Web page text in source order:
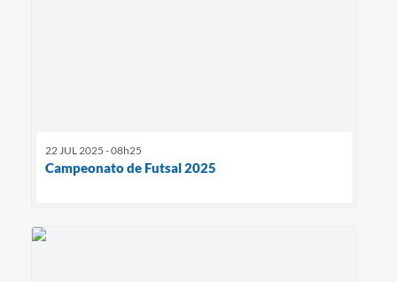
22 JUL 2025 - 08h25
Campeonato de Futsal 2025